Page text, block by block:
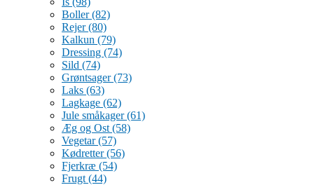
Boller(82)
Rejer(80)
Kalkun (79)
Dressing (74)
Sild (74)
Grøntsager(73)
Laks (63)
Lagkage (62)
Jule småkager(61)
Æg og Ost (58)
Vegetar(57)
Kødretter(56)
Fjerkræ (54)
Frugt (44)